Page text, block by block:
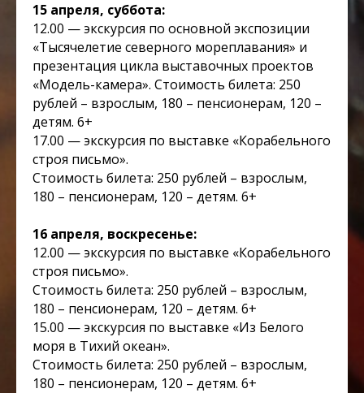
15 апреля, суббота:
12.00 — экскурсия по основной экспозиции
«Тысячелетие северного мореплавания» и
презентация цикла выставочных проектов
«Модель-камера». Стоимость билета: 250
рублей – взрослым, 180 – пенсионерам, 120 –
детям. 6+
17.00 — экскурсия по выставке «Корабельного
строя письмо».
Стоимость билета: 250 рублей – взрослым,
180 – пенсионерам, 120 – детям. 6+
16 апреля, воскресенье:
12.00 — экскурсия по выставке «Корабельного
строя письмо».
Стоимость билета: 250 рублей – взрослым,
180 – пенсионерам, 120 – детям. 6+
15.00 — экскурсия по выставке «Из Белого
моря в Тихий океан».
Стоимость билета: 250 рублей – взрослым,
180 – пенсионерам, 120 – детям. 6+